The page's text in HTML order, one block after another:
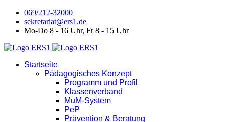
069/212-32000
sekretariat@ers1.de
Mo-Do 8 - 16 Uhr, Fr 8 - 15 Uhr
Startseite
Pädagogisches Konzept
Programm und Profil
Klassenverband
MuM-System
PeP
Prävention & Beratung